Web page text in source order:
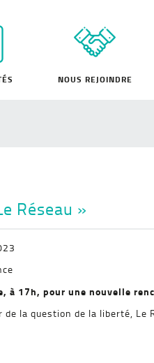
NOUS REJOINDRE
Réseau »
à 17h, pour une nouvelle
la question de la liberté, Le